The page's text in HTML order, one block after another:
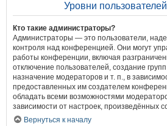
Уровни
Кто такие администраторы?
Администраторы — это пользователи,
контроля над конференцией. Они могут
работы конференции, включая
отключение пользователей, создание
назначение модераторов и т. п., в
предоставленных им создателем
обладать всеми возможностями
зависимости от настроек, произведённых
Вернуться к началу